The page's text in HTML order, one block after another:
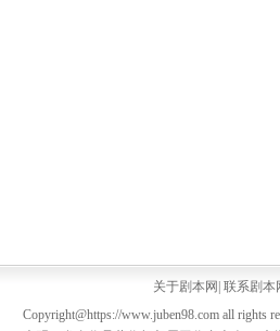
关于剧本网 联系剧本
Copyright@https://www.juben98.com all rights